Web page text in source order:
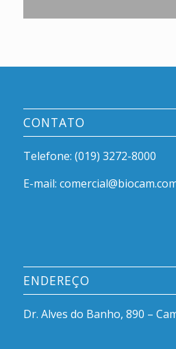
CONTATO
Telefone: (019) 3272-8000
E-mail:
ENDEREÇO
Dr. Alves do Banho, 890 –